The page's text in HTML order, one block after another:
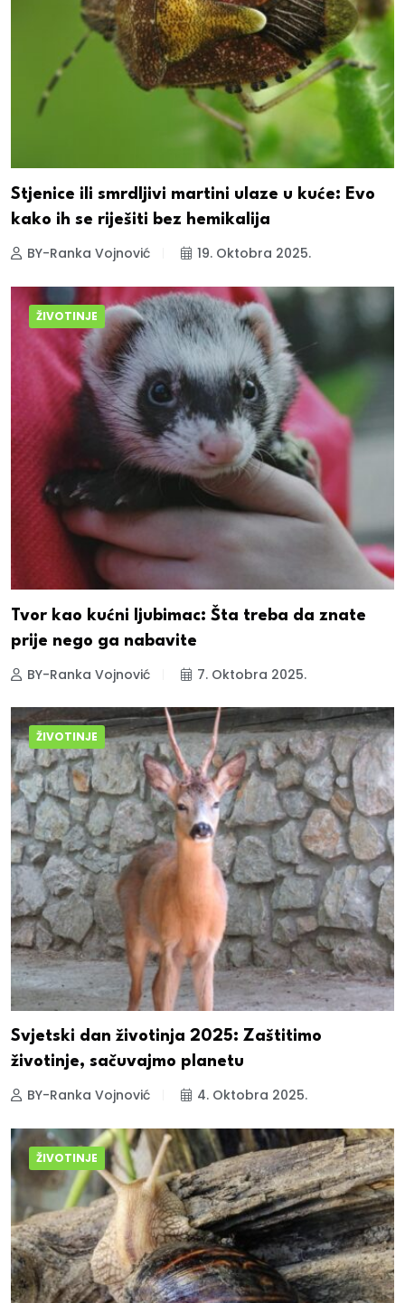
Stjenice ili smrdljivi martini ulaze u kuće: Evo
kako ih se riješiti bez hemikalija
BY-Ranka Vojnović 19. Oktobra 2025.
ŽIVOTINJE
Tvor kao kućni ljubimac: Šta treba da znate
prije nego ga nabavite
BY-Ranka Vojnović 7. Oktobra 2025.
ŽIVOTINJE
Svjetski dan životinja 2025: Zaštitimo
životinje, sačuvajmo planetu
BY-Ranka Vojnović 4. Oktobra 2025.
ŽIVOTINJE